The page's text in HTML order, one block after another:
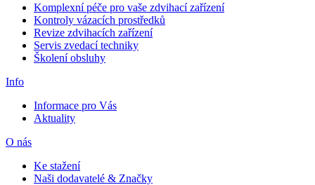
Komplexní péče pro vaše zdvihací zařízení
Kontroly vázacích prostředků
Revize zdvihacích zařízení
Servis zvedací techniky
Školení obsluhy
Info
Informace pro Vás
Aktuality
O nás
Ke stažení
Naši dodavatelé & Značky